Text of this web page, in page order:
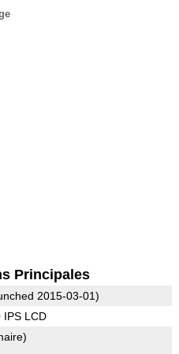
Principales
2015-03-01)
IPS LCD